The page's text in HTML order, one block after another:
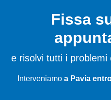
Fissa
e risolvi tutti i
Interveniamo a Pavia